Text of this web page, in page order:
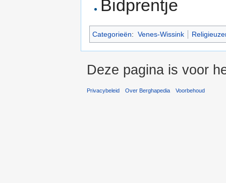
Bidprentje
Categorieën: Venes-Wissink
Deze pagina is voor
Privacybeleid Over Berghapedia Voorbehoud